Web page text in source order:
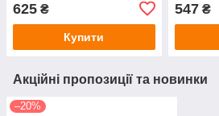
625 ₴
Купити
547₴
Акційні пропозиції та новинки
–20%